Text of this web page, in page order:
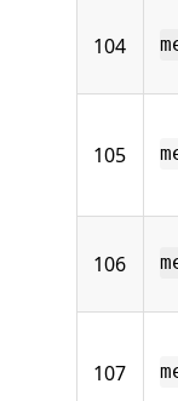
104
105
106
107